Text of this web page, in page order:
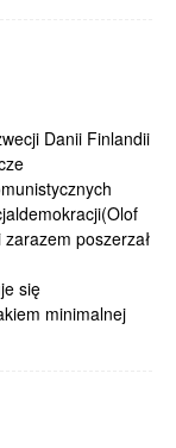
Danii Finlandii
poszerzał
się
minimalnej